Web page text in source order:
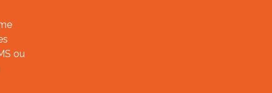
ou